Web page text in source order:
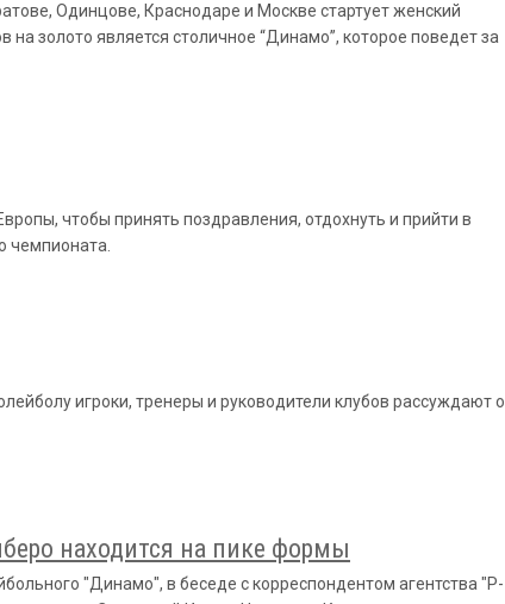
Одинцове, Краснодаре и Москве стартует женский
золото является столичное “Динамо”, которое поведет за
чтобы принять поздравления, отдохнуть и прийти в
чемпионата.
игроки, тренеры и руководители клубов рассуждают о
находится на пике формы
"Динамо", в беседе с корреспондентом агентства "Р-